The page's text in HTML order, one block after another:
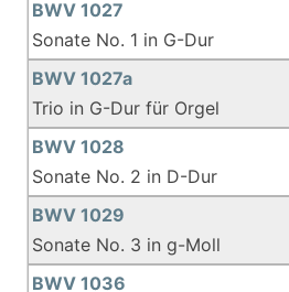
BWV 1027
Sonate No. 1 in G-Dur
BWV 1027a
Trio in G-Dur für Orgel
BWV 1028
Sonate No. 2 in D-Dur
BWV 1029
Sonate No. 3 in g-Moll
BWV 1036